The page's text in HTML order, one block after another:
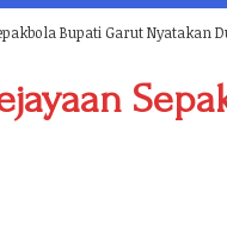
Bupati Garut Nyatakan